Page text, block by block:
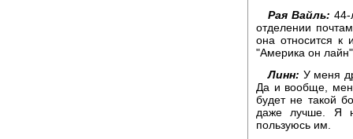
Рая Вайль: 44-
отделении
она относится к
"Америка он
Линн: У меня
Да и вообще,
будет не такой
даже лучше. Я
пользуюсь им.